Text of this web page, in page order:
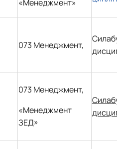
«Менеджмент»
073 Менеджмент,
073 Менеджмент,
«Менеджмент
ЗЕД»